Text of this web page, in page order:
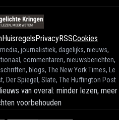
HuisregelsPrivacyRSSCookies
journalistiek, dagelijks, nieuws,
commentaren, nieuwsberichten,
blogs, The New York Times, Le
Der Spiegel, Slate, The Huffington Post
van overal: minder lezen, meer
voorbehouden